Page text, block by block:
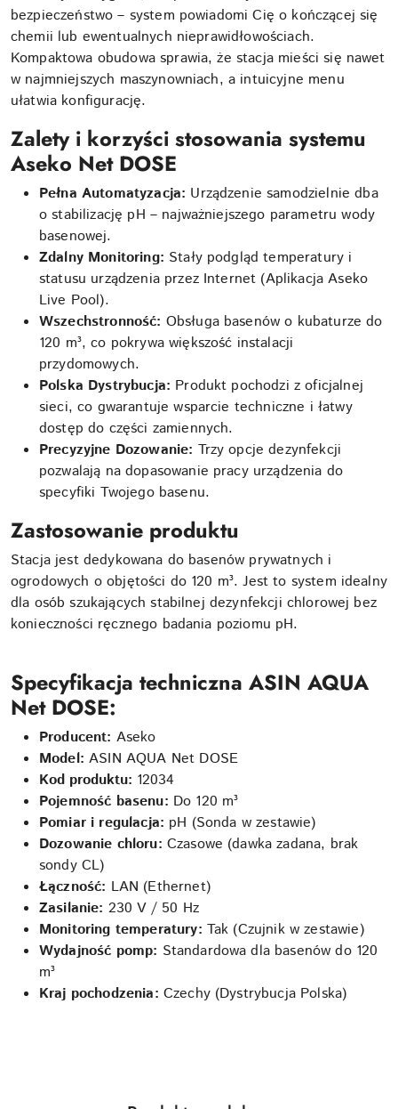
bezpieczeństwo – system powiadomi Cię o kończącej się
chemii lub ewentualnych nieprawidłowościach.
Kompaktowa obudowa sprawia, że stacja mieści się nawet
w najmniejszych maszynowniach, a intuicyjne menu
ułatwia konfigurację.
Zalety i korzyści stosowania systemu
Aseko Net DOSE
Pełna Automatyzacja: Urządzenie samodzielnie dba
o stabilizację pH – najważniejszego parametru wody
basenowej.
Zdalny Monitoring: Stały podgląd temperatury i
statusu urządzenia przez Internet (Aplikacja Aseko
Live Pool).
Wszechstronność: Obsługa basenów o kubaturze do
120 m³, co pokrywa większość instalacji
przydomowych.
Polska Dystrybucja: Produkt pochodzi z oficjalnej
sieci, co gwarantuje wsparcie techniczne i łatwy
dostęp do części zamiennych.
Precyzyjne Dozowanie: Trzy opcje dezynfekcji
pozwalają na dopasowanie pracy urządzenia do
specyfiki Twojego basenu.
Zastosowanie produktu
Stacja jest dedykowana do basenów prywatnych i
ogrodowych o objętości do 120 m³. Jest to system idealny
dla osób szukających stabilnej dezynfekcji chlorowej bez
konieczności ręcznego badania poziomu pH.
Specyfikacja techniczna ASIN AQUA
Net DOSE:
Producent: Aseko
Model: ASIN AQUA Net DOSE
Kod produktu: 12034
Pojemność basenu: Do 120 m³
Pomiar i regulacja: pH (Sonda w zestawie)
Dozowanie chloru: Czasowe (dawka zadana, brak
sondy CL)
Łączność: LAN (Ethernet)
Zasilanie: 230 V / 50 Hz
Monitoring temperatury: Tak (Czujnik w zestawie)
Wydajność pomp: Standardowa dla basenów do 120
m³
Kraj pochodzenia: Czechy (Dystrybucja Polska)